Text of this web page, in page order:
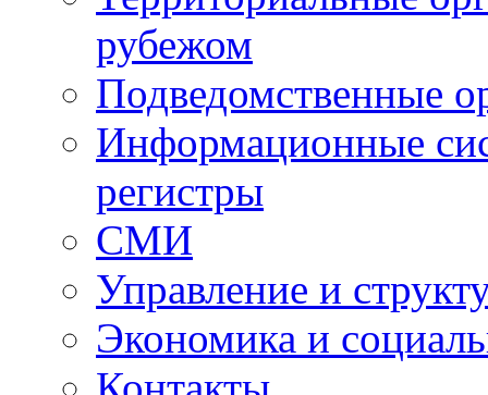
рубежом
Подведомственные
Информационные
регистры
СМИ
Управление и
Экономика и